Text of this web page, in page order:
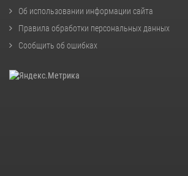
Об использовании информации сайта
Правила обработки персональных данных
Сообщить об ошибках